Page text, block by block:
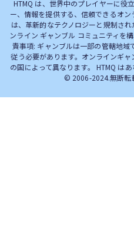
HTMQ は、世界中のプレイヤーに役
ー、情報を提供する、信頼できるオ
は、革新的なテクノロジーと規制さ
ンライン ギャンブル コミュニティを
責事項: ギャンブルは一部の管轄地域
従う必要があります。オンラインギ
の国によって異なります。 HTMQ は
© 2006-2024.無断転